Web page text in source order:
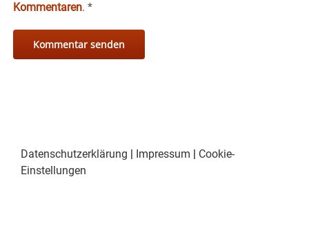
Kommentaren. *
Datenschutzerklärung Impressum
Cookie-
Einstellungen